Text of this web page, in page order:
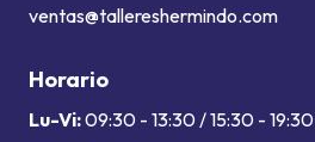
ventas@tallereshermindo.com
Horario
Lu-Vi:09:30 - 13:30 / 15:30 - 19:30